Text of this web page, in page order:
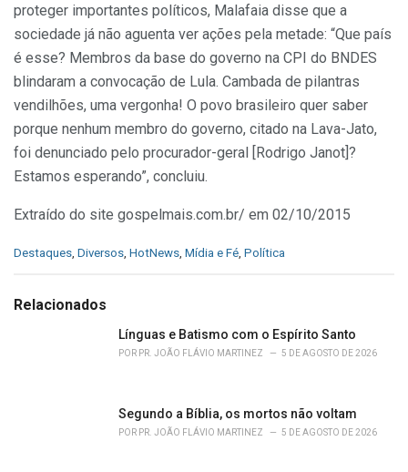
proteger importantes políticos, Malafaia disse que a
sociedade já não aguenta ver ações pela metade: “Que país
é esse? Membros da base do governo na CPI do BNDES
blindaram a convocação de Lula. Cambada de pilantras
vendilhões, uma vergonha! O povo brasileiro quer saber
porque nenhum membro do governo, citado na Lava-Jato,
foi denunciado pelo procurador-geral [Rodrigo Janot]?
Estamos esperando”, concluiu.
Extraído do site gospelmais.com.br/ em 02/10/2015
C
e
Destaques Diversos HotNews Mídia e Fé Política
Relacionados
Línguas e Batismo com o Espírito Santo
POR PR. JOÃO FLÁVIO MARTINEZ 5 DE AGOSTO DE 2026
Segundo a Bíblia, os mortos não voltam
POR PR. JOÃO FLÁVIO MARTINEZ 5 DE AGOSTO DE 2026